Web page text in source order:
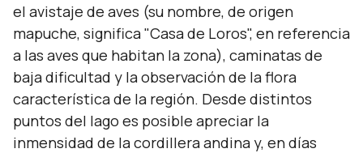
el avistaje de aves (su nombre, de origen
mapuche, significa "Casa de Loros", en referencia
a las aves que habitan la zona), caminatas de
baja dificultad y la observación de la flora
característica de la región. Desde distintos
puntos del lago es posible apreciar la
inmensidad de la cordillera andina y, en días